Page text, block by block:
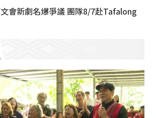
文會新劇名爆爭議 團隊8/7赴Tafalong